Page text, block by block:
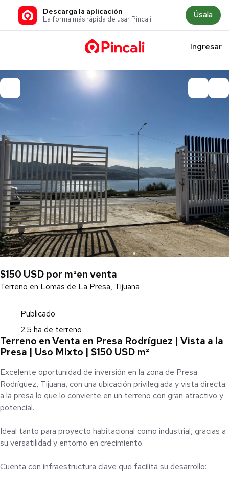
Descarga la aplicación
La forma más rápida de usar Pincali Úsala
Ingresar
$150 USD por m²en venta
Terreno en Lomas de La Presa, Tijuana
Publicado
2.5 ha de terreno
Terreno en Venta en Presa Rodríguez | Vista a la
Presa | Uso Mixto | $150 USD m²
Excelente oportunidad de inversión en la zona de Presa
Rodríguez, Tijuana, con una ubicación privilegiada y vista directa
a la presa lo que lo convierte en un terreno con gran atractivo y
potencial.
Ideal tanto para proyecto habitacional como industrial, gracias a
su versatilidad y entorno en crecimiento.
Cuenta con infraestructura clave que facilita su desarrollo: